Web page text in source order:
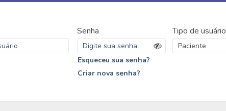
Senha
Esqueceu sua senha?
Criar nova senha?
Tipo de usuário